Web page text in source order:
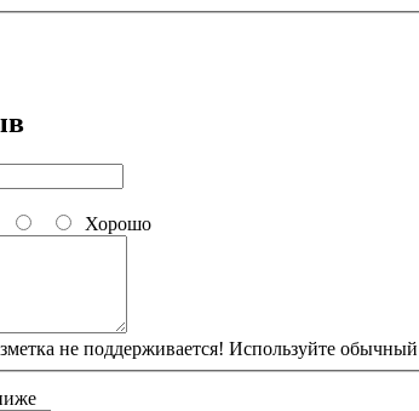
Хорошо
не поддерживается! Используйте обычный